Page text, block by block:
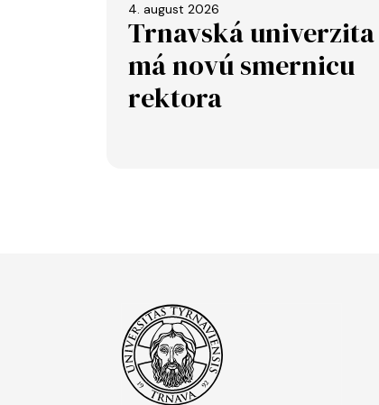
4. august 2026
Trnavská univerzita
má novú smernicu
rektora